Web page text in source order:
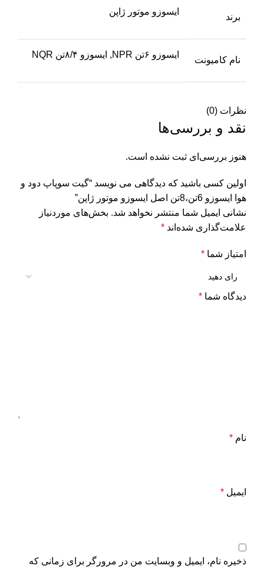
برند
ایسوزو موتور ژاپن
نام کامیونت
ایسوزو ۶تن NPR, ایسوزو ۸/۴تن NQR
نظرات (0)
نقد و بررسی‌ها
هنوز بررسی‌ای ثبت نشده است.
اولین کسی باشید که دیدگاهی می نویسد “گیت سوپاپ دود و
هوا ایسوزو 6تن،8تن اصل ایسوزو موتور ژاپن”
نشانی ایمیل شما منتشر نخواهد شد. بخش‌های موردنیاز
علامت‌گذاری شده‌اند *
امتیاز شما *
دیدگاه شما *
نام *
ایمیل *
ذخیره نام، ایمیل و وبسایت من در مرورگر برای زمانی که